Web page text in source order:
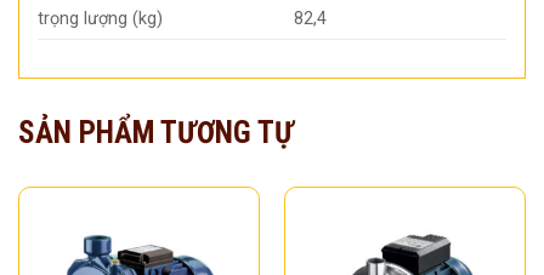
trọng lượng (kg)
82,4
SẢN PHẨM TƯƠNG TỰ